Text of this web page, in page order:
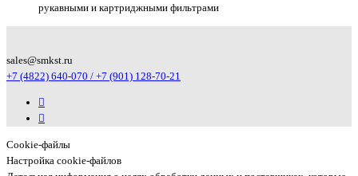
рукавными и картриджными фильтрами
sales@smkst.ru
+7 (4822) 640-070 / +7 (901) 128-70-21
Cookie-файлы
Настройка cookie-файлов